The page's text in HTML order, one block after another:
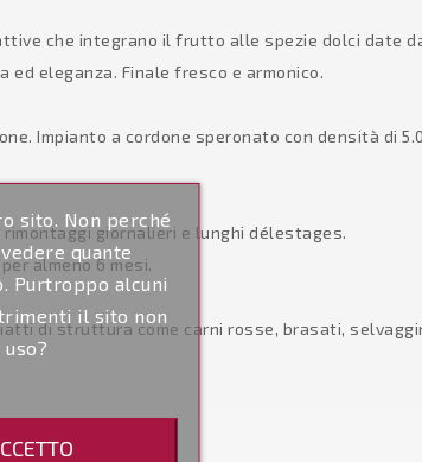
che integrano il frutto alle spezie dolci date
eleganza. Finale fresco e armonico.
Impianto a cordone speronato con densità di
giornalieri e lunghi délestages.
almeno 6 mesi.
di struttura come carni rosse, brasati,
sito. Non perché
quante
Purtroppo alcuni
il sito non